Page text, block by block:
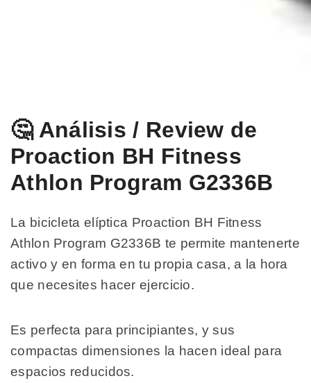
🤔 Análisis / Review de
Proaction BH Fitness
Athlon Program G2336B
La bicicleta elíptica Proaction BH Fitness
Athlon Program G2336B te permite mantenerte
activo y en forma en tu propia casa, a la hora
que necesites hacer ejercicio.
Es perfecta para principiantes, y sus
compactas dimensiones la hacen ideal para
espacios reducidos.